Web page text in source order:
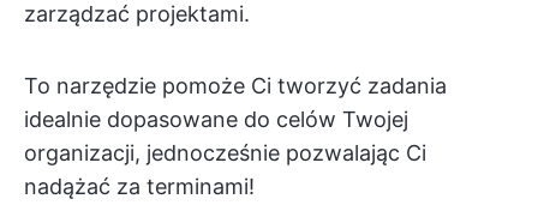
zarządzać projektami.
To narzędzie pomoże Ci tworzyć zadania
idealnie dopasowane do celów Twojej
organizacji, jednocześnie pozwalając Ci
nadążać za terminami!